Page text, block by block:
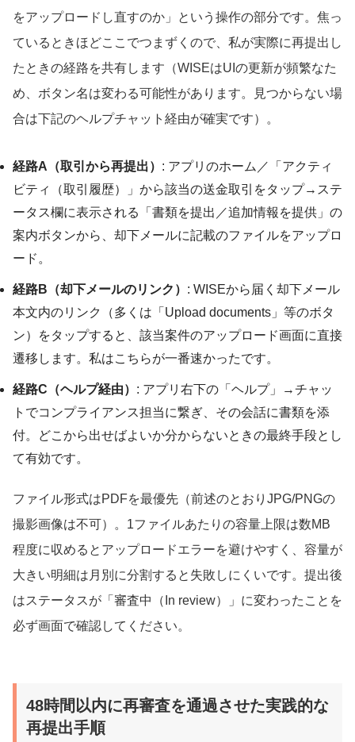
をアップロードし直すのか」という操作の部分です。焦っ
ているときほどここでつまずくので、私が実際に再提出し
たときの経路を共有します（WISEはUIの更新が頻繁なた
め、ボタン名は変わる可能性があります。見つからない場
合は下記のヘルプチャット経由が確実です）。
経路A（取引から再提出） : アプリのホーム／「アクティ
ビティ（取引履歴）」から該当の送金取引をタップ→ステ
ータス欄に表示される「書類を提出／追加情報を提供」の
案内ボタンから、却下メールに記載のファイルをアップロ
ード。
経路B（却下メールのリンク） : WISEから届く却下メール
本文内のリンク（多くは「Upload documents」等のボタ
ン）をタップすると、該当案件のアップロード画面に直接
遷移します。私はこちらが一番速かったです。
経路C（ヘルプ経由） : アプリ右下の「ヘルプ」→チャッ
トでコンプライアンス担当に繋ぎ、その会話に書類を添
付。どこから出せばよいか分からないときの最終手段とし
て有効です。
ファイル形式はPDFを最優先（前述のとおりJPG/PNGの
撮影画像は不可）。1ファイルあたりの容量上限は数MB
程度に収めるとアップロードエラーを避けやすく、容量が
大きい明細は月別に分割すると失敗しにくいです。提出後
はステータスが「審査中（In review）」に変わったことを
必ず画面で確認してください。
48時間以内に再審査を通過させた実践的な
再提出手順